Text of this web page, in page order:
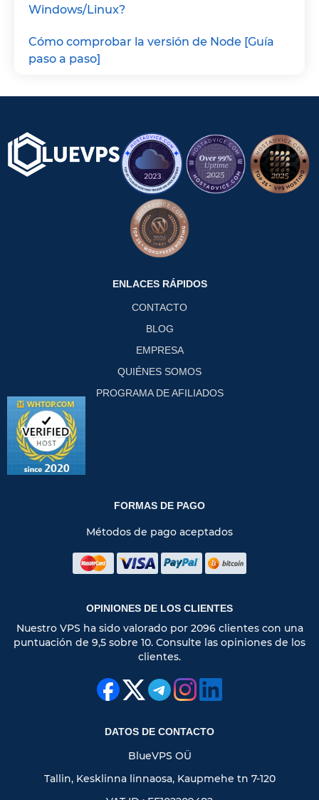
Windows/Linux?
Cómo comprobar la versión de Node [Guía
paso a paso]
ENLACES RÁPIDOS
CONTACTO
BLOG
EMPRESA
QUIÉNES SOMOS
PROGRAMA DE AFILIADOS
FORMAS DE PAGO
Métodos de pago aceptados
OPINIONES DE LOS CLIENTES
Nuestro VPS ha sido valorado por 2096 clientes con una
puntuación de 9,5 sobre 10. Consulte las opiniones de los
clientes.
DATOS DE CONTACTO
BlueVPS OÜ
Tallin, Kesklinna linnaosa, Kaupmehe tn 7-120